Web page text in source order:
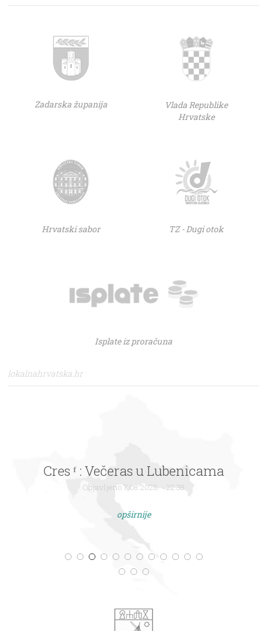
Zadarska županija
Vlada Republike
Hrvatske
Hrvatski sabor TZ - Dugi otok
Isplate iz proračuna
lokalnahrvatska.hr
Cres ᶠ : Večeras u Lubenicama
Objavljeno 7.08.2026. - 22:38
opširnije